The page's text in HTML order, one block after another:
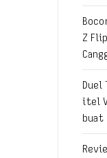
Z
Duel
itel
buat